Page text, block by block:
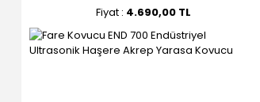
Fiyat : 4.690,00 TL